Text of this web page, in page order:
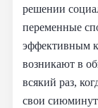
решении
переменные
эффективным
возникают в
всякий раз,
свои